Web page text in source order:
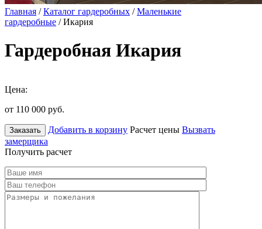
Главная /Каталог гардеробных /Маленькие
гардеробные / Икария
Гардеробная Икария
Цена:
от 110 000 руб.
Заказать Добавить в корзину Расчет цены Вызвать
замерщика
Получить расчет